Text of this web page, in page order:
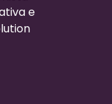
e